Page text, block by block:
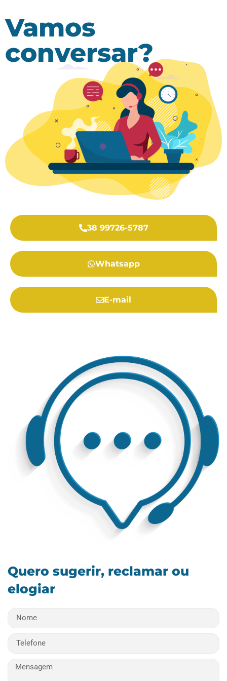
Vamos
conversar?
38 99726-5787
Whatsapp
E-mail
Quero sugerir, reclamar ou
elogiar